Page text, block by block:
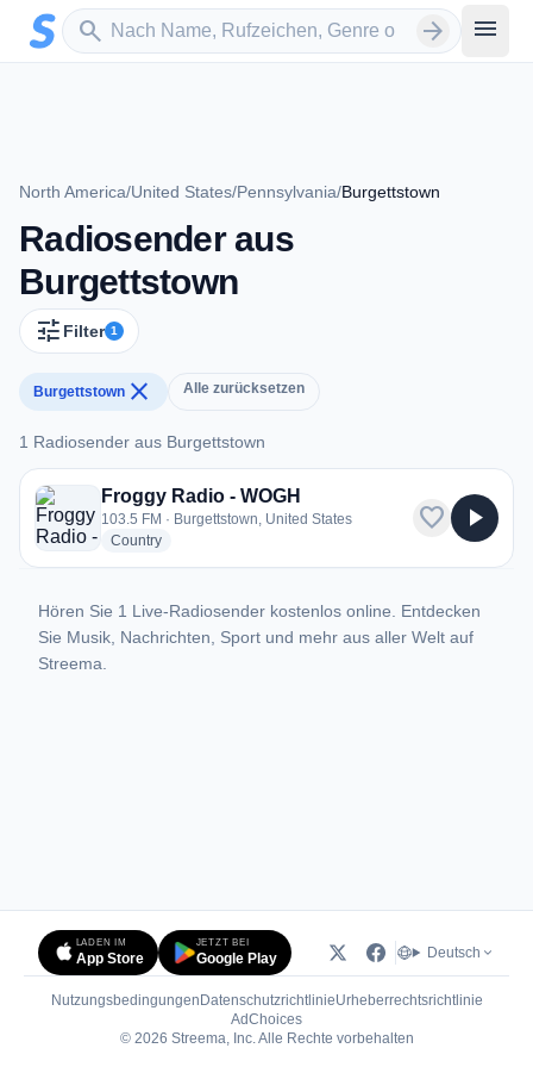
Zum Hauptinhalt springen
search
Sender suchen arrow_forward menu
North America/United States/Pennsylvania/Burgettstown
Radiosender aus
Burgettstown
tune Filter 1
Burgettstown close Alle zurücksetzen
1 Radiosender aus Burgettstown
1 Radiosender aus Burgettstown
Froggy Radio - WOGH
103.5 FM · Burgettstown, United States
Countryradio stations
favorite play_arrow
Hören Sie 1 Live-Radiosender kostenlos online. Entdecken
Sie Musik, Nachrichten, Sport und mehr aus aller Welt auf
Streema.
LADEN IM
App Store
JETZT BEI
Google Play Deutsch
Nutzungsbedingungen DatenschutzrichtlinieUrheberrechtsrichtlinie
AdChoices(öffnet in neuem Tab)
© 2026 Streema, Inc. Alle Rechte vorbehalten